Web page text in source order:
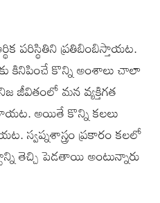
పరిస్థితిని ప్రతిబింబిస్తాయట.
కినిపించే కొన్ని అంశాలు చాలా
జీవితంలో మన వ్యక్తిగత
అయితే కొన్ని కలలు
స్వప్నశాస్త్రం ప్రకారం కలలో
తెచ్చి పెడతాయి అంటున్నారు